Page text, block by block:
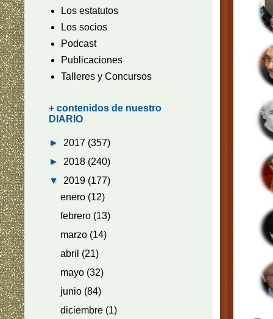
Los estatutos
Los socios
Podcast
Publicaciones
Talleres y Concursos
+ contenidos de nuestro
DIARIO
► 2017 (357)
► 2018 (240)
▼ 2019 (177)
enero (12)
febrero (13)
marzo (14)
abril (21)
mayo (32)
junio (84)
diciembre (1)